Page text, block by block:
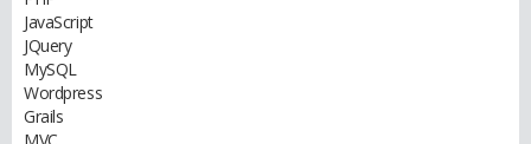
JavaScript
JQuery
MySQL
Wordpress
Grails